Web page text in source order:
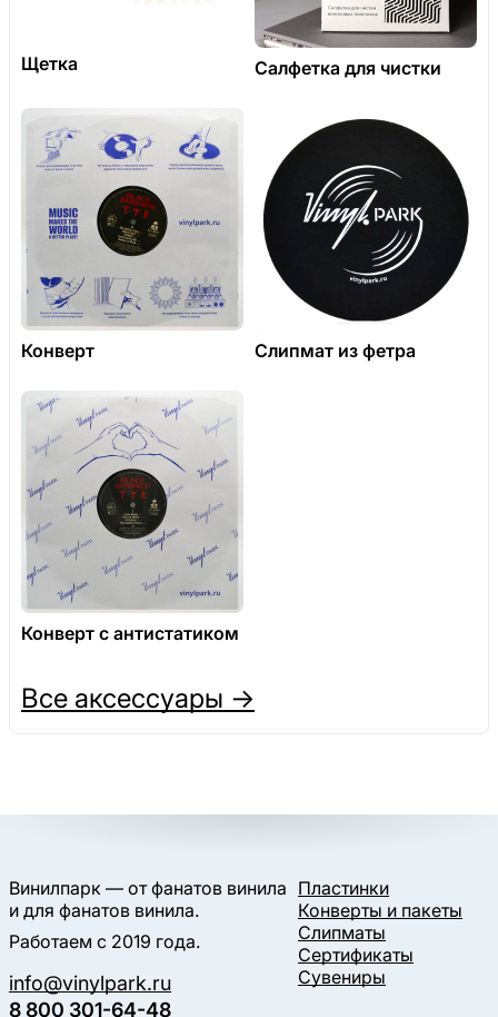
Щетка Салфетка для чистки
Конверт Слипмат из фетра
Конверт с антистатиком
Все аксессуары →
Винилпарк — от фанатов винила
и для фанатов винила.
Работаем с 2019 года.
info@vinylpark.ru
8 800 301-64-48
Пластинки
Конверты и пакеты
Слипматы
Сертификаты
Сувениры